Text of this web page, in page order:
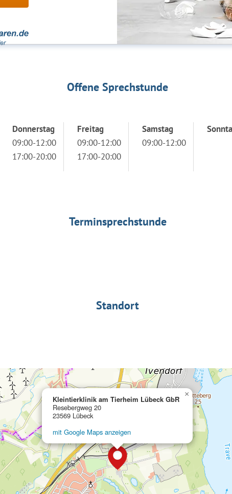
Offene Sprechstunde
Donnerstag
09:00-12:00
17:00-20:00
Freitag
09:00-12:00
17:00-20:00
Samstag
09:00-12:00
Terminsprechstunde
Standort
Kleintierklinik am Tierheim Lübeck GbR
Resebergweg 20
23569 Lübeck
mit Google Maps anzeigen
×